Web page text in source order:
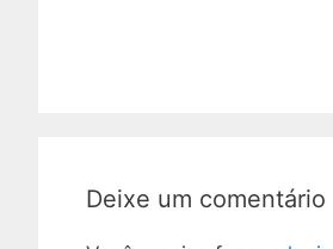
Deixe um comentário